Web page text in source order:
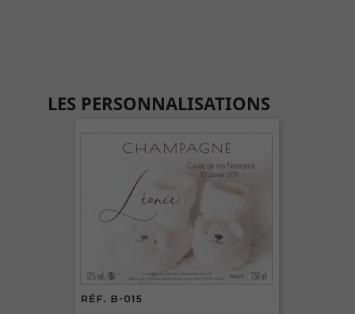
LES PERSONNALISATIONS